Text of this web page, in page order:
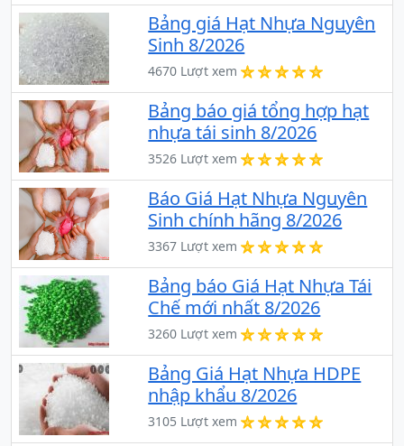
Bảng giá Hạt Nhựa Nguyên
Sinh 8/2026
4670 Lượt xem
Bảng báo giá tổng hợp hạt
nhựa tái sinh 8/2026
3526 Lượt xem
Báo Giá Hạt Nhựa Nguyên
Sinh chính hãng 8/2026
3367 Lượt xem
Bảng báo Giá Hạt Nhựa Tái
Chế mới nhất 8/2026
3260 Lượt xem
Bảng Giá Hạt Nhựa HDPE
nhập khẩu 8/2026
3105 Lượt xem